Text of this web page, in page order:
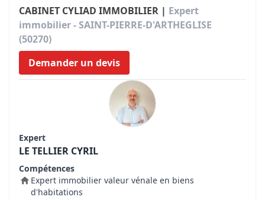
CABINET CYLIAD IMMOBILIER | Expert
immobilier - SAINT-PIERRE-D'ARTHEGLISE
(50270)
Demander un devis
Expert
LE TELLIER CYRIL
Compétences
Expert immobilier valeur vénale en biens
d'habitations